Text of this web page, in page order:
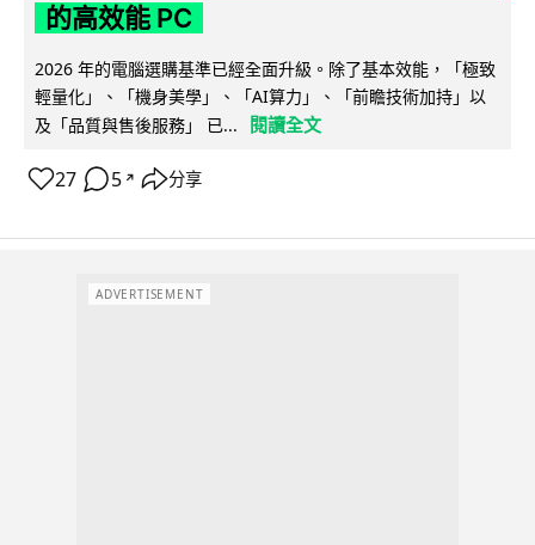
的高效能 PC
2026 年的電腦選購基準已經全面升級。除了基本效能，「極致
輕量化」、「機身美學」、「AI算力」、「前瞻技術加持」以
及「品質與售後服務」 已...
閱讀全文
27 5 ↗ 分享
ADVERTISEMENT